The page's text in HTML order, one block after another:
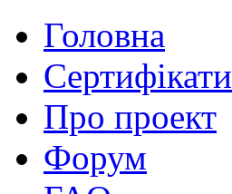
Головна
Сертифікати
Про проект
Форум